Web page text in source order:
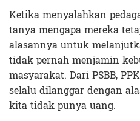
Ketika menyalahkan
tanya mengapa mereka
alasannya untuk
tidak pernah menjamin
masyarakat. Dari PSBB,
selalu dilanggar dengan
kita tidak punya uang.